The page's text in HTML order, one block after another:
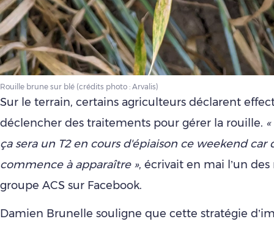
Rouille brune sur blé (crédits photo : Arvalis)
Sur le terrain, certains agriculteurs déclarent
déclencher des traitements pour gérer la rouille.
ça sera un T2 en cours d'épiaison ce weekend car
commence à apparaître », écrivait en mai l’un
groupe ACS sur Facebook.
Damien Brunelle souligne que cette stratégie